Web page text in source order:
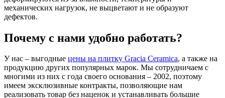
механических нагрузок, не выцветают и не образуют
дефектов.
Почему с нами удобно работать?
У нас – выгодные цены на плитку Gracia Ceramica, а также на
продукцию других популярных марок. Мы сотрудничаем с
многими из них с года своего основания – 2002, поэтому
имеем эксклюзивные контракты, позволяющие нам
реализовать товар без наценок и устанавливать большие